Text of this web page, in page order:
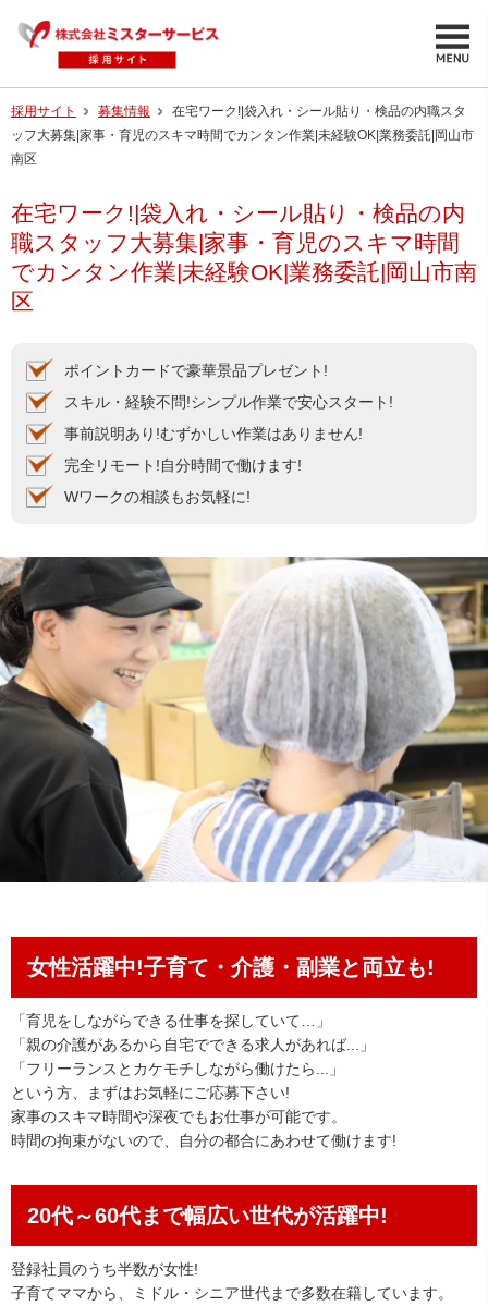
採用サイト 募集情報
在宅ワーク!|袋入れ・シール貼り・検品の内職スタ
ッフ大募集|家事・育児のスキマ時間でカンタン作業|未経験OK|業務委託|岡山市
南区
在宅ワーク!|袋入れ・シール貼り・検品の内
職スタッフ大募集|家事・育児のスキマ時間
でカンタン作業|未経験OK|業務委託|岡山市南
区
ポイントカードで豪華景品プレゼント!
スキル・経験不問!シンプル作業で安心スタート!
事前説明あり!むずかしい作業はありません!
完全リモート!自分時間で働けます!
Wワークの相談もお気軽に!
女性活躍中!子育て・介護・副業と両立も!
「育児をしながらできる仕事を探していて…」
「親の介護があるから自宅でできる求人があれば...」
「フリーランスとカケモチしながら働けたら...」
という方、まずはお気軽にご応募下さい!
家事のスキマ時間や深夜でもお仕事が可能です。
時間の拘束がないので、自分の都合にあわせて働けます!
20代～60代まで幅広い世代が活躍中!
登録社員のうち半数が女性!
子育てママから、ミドル・シニア世代まで多数在籍しています。